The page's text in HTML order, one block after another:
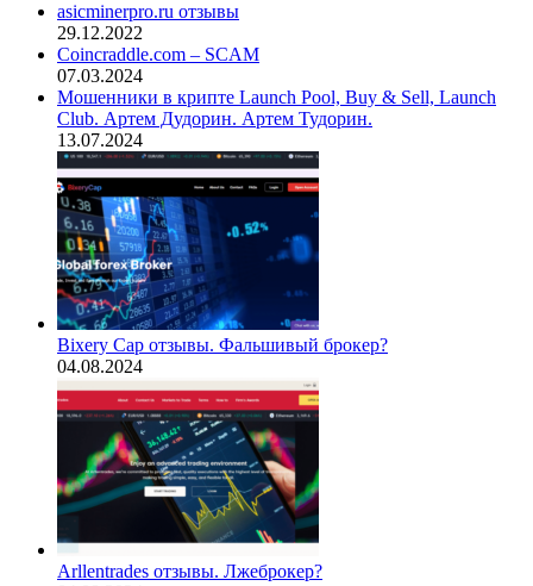
asicminerpro.ru отзывы
29.12.2022
Coincraddle.com – SCAM
07.03.2024
Мошенники в крипте Launch Pool, Buy & Sell, Launch
Club. Артем Дудорин. Артем Тудорин.
13.07.2024
Bixery Cap отзывы. Фальшивый брокер?
04.08.2024
Arllentrades отзывы. Лжеброкер?